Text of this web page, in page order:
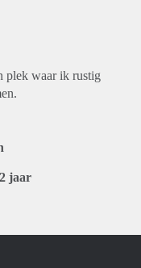
plek waar ik rustig
jaar